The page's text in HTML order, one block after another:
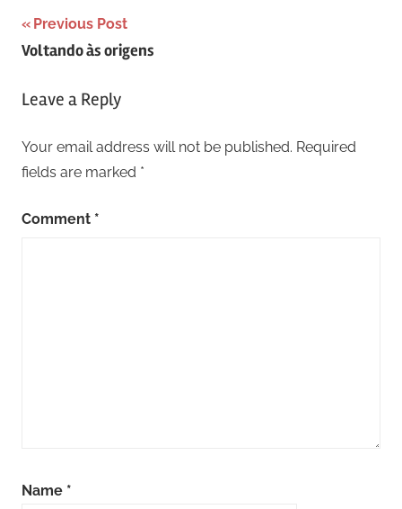
Post
navigation
Previous Post
Voltando às origens
Leave a Reply
Your email address will not be published. Required
fields are marked *
Comment *
Name *